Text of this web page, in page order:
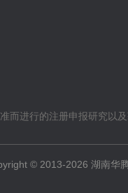
进行的注册申报研究以
© 2013-2026 湖南华